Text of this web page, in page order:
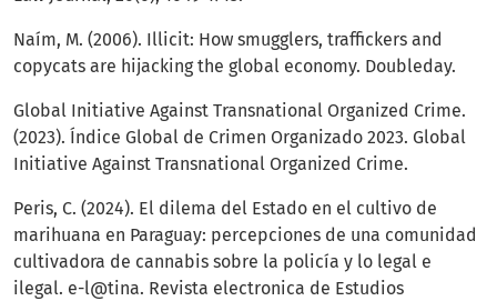
Naím, M. (2006). Illicit: How smugglers, traffickers and
copycats are hijacking the global economy. Doubleday.
Global Initiative Against Transnational Organized Crime.
(2023). Índice Global de Crimen Organizado 2023. Global
Initiative Against Transnational Organized Crime.
Peris, C. (2024). El dilema del Estado en el cultivo de
marihuana en Paraguay: percepciones de una comunidad
cultivadora de cannabis sobre la policía y lo legal e
ilegal. e-l@tina. Revista electronica de Estudios